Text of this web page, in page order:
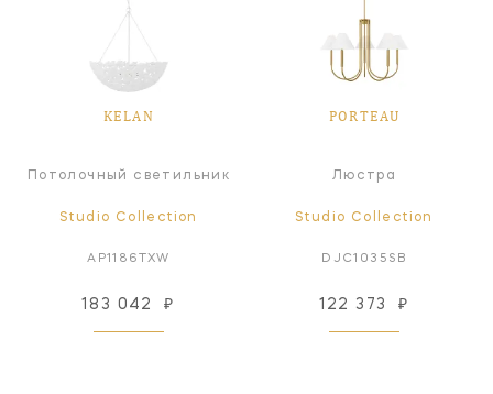
KELAN
Потолочный светильник
Studio Collection
AP1186TXW
183 042 ₽
PORTEAU
Люстра
Studio Collection
DJC1035SB
122 373 ₽